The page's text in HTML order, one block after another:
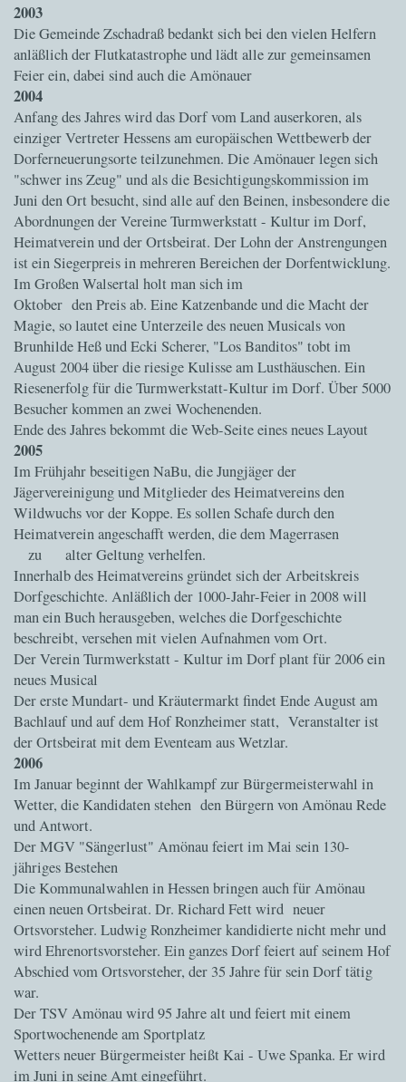
2003
Die Gemeinde Zschadraß bedankt sich bei den vielen Helfern
anläßlich der Flutkatastrophe und lädt alle zur gemeinsamen
Feier ein, dabei sind auch die Amönauer
2004
Anfang des Jahres wird das Dorf vom Land auserkoren, als
einziger Vertreter Hessens am europäischen Wettbewerb der
Dorferneuerungsorte teilzunehmen. Die Amönauer legen sich
"schwer ins Zeug" und als die Besichtigungskommission im
Juni den Ort besucht, sind alle auf den Beinen, insbesondere die
Abordnungen der Vereine Turmwerkstatt - Kultur im Dorf,
Heimatverein und der Ortsbeirat. Der Lohn der Anstrengungen
ist ein Siegerpreis in mehreren Bereichen der Dorfentwicklung.
Im Großen Walsertal holt man sich im
Oktober den Preis ab. Eine Katzenbande und die Macht der
Magie, so lautet eine Unterzeile des neuen Musicals von
Brunhilde Heß und Ecki Scherer, "Los Banditos" tobt im
August 2004 über die riesige Kulisse am Lusthäuschen. Ein
Riesenerfolg für die Turmwerkstatt-Kultur im Dorf. Über 5000
Besucher kommen an zwei Wochenenden.
Ende des Jahres bekommt die Web-Seite eines neues Layout
2005
Im Frühjahr beseitigen NaBu, die Jungjäger der
Jägervereinigung und Mitglieder des Heimatvereins den
Wildwuchs vor der Koppe. Es sollen Schafe durch den
Heimatverein angeschafft werden, die dem Magerrasen
zu alter Geltung verhelfen.
Innerhalb des Heimatvereins gründet sich der Arbeitskreis
Dorfgeschichte. Anläßlich der 1000-Jahr-Feier in 2008 will
man ein Buch herausgeben, welches die Dorfgeschichte
beschreibt, versehen mit vielen Aufnahmen vom Ort.
Der Verein Turmwerkstatt - Kultur im Dorf plant für 2006 ein
neues Musical
Der erste Mundart- und Kräutermarkt findet Ende August am
Bachlauf und auf dem Hof Ronzheimer statt, Veranstalter ist
der Ortsbeirat mit dem Eventeam aus Wetzlar.
2006
Im Januar beginnt der Wahlkampf zur Bürgermeisterwahl in
Wetter, die Kandidaten stehen den Bürgern von Amönau Rede
und Antwort.
Der MGV "Sängerlust" Amönau feiert im Mai sein 130-
jähriges Bestehen
Die Kommunalwahlen in Hessen bringen auch für Amönau
einen neuen Ortsbeirat. Dr. Richard Fett wird neuer
Ortsvorsteher. Ludwig Ronzheimer kandidierte nicht mehr und
wird Ehrenortsvorsteher. Ein ganzes Dorf feiert auf seinem Hof
Abschied vom Ortsvorsteher, der 35 Jahre für sein Dorf tätig
war.
Der TSV Amönau wird 95 Jahre alt und feiert mit einem
Sportwochenende am Sportplatz
Wetters neuer Bürgermeister heißt Kai - Uwe Spanka. Er wird
im Juni in seine Amt eingeführt.